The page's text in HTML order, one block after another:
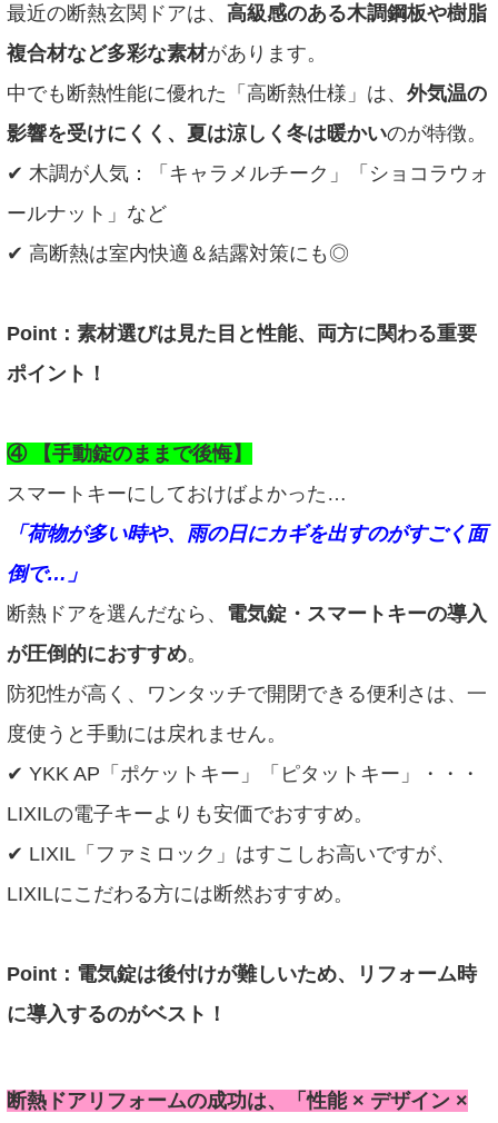
最近の断熱玄関ドアは、 高級感のある木調鋼板や樹脂
複合材など多彩な素材があります。
中でも断熱性能に優れた「高断熱仕様」は、 外気温の
影響を受けにくく、夏は涼しく冬は暖かいのが特徴。
✔ 木調が人気：「キャラメルチーク」「ショコラウォ
ールナット」など
✔ 高断熱は室内快適＆結露対策にも◎
Point：素材選びは見た目と性能、両方に関わる重要
ポイント！
④ 【手動錠のままで後悔】
スマートキーにしておけばよかった…
「荷物が多い時や、雨の日にカギを出すのがすごく面
倒で…」
断熱ドアを選んだなら、 電気錠・スマートキーの導入
が圧倒的におすすめ。
防犯性が高く、ワンタッチで開閉できる便利さは、一
度使うと手動には戻れません。
✔ YKK AP「ポケットキー」「ピタットキー」・・・
LIXILの電子キーよりも安価でおすすめ。
✔ LIXIL「ファミロック」はすこしお高いですが、
LIXILにこだわる方には断然おすすめ。
Point：電気錠は後付けが難しいため、リフォーム時
に導入するのがベスト！
断熱ドアリフォームの成功は、「性能 × デザイン ×